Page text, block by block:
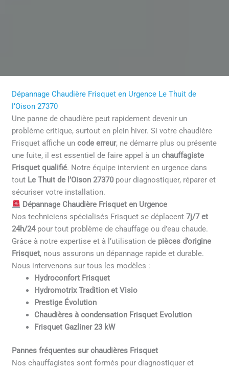
Dépannage Chaudière Frisquet en Urgence Le Thuit de
l’Oison 27370
Une panne de chaudière peut rapidement devenir un
problème critique, surtout en plein hiver. Si votre chaudière
Frisquet affiche uncode erreur, ne démarre plus ou présente
une fuite, il est essentiel de faire appel à unchauffagiste
Frisquet qualifié. Notre équipe intervient en urgence dans
tout Le Thuit de l’Oison 27370 pour diagnostiquer, réparer et
sécuriser votre installation.
Dépannage Chaudière Frisquet en Urgence
Nos techniciens spécialisés Frisquet se déplacent7j/7 et
24h/24pour tout problème de chauffage ou d’eau chaude.
Grâce à notre expertise et à l’utilisation de pièces d’origine
Frisquet, nous assurons un dépannage rapide et durable.
Nous intervenons sur tous les modèles :
Hydroconfort Frisquet
Hydromotrix Tradition et Visio
Prestige Évolution
Chaudières à condensation Frisquet Evolution
Frisquet Gazliner 23 kW
Pannes fréquentes sur chaudières Frisquet
Nos chauffagistes sont formés pour diagnostiquer et